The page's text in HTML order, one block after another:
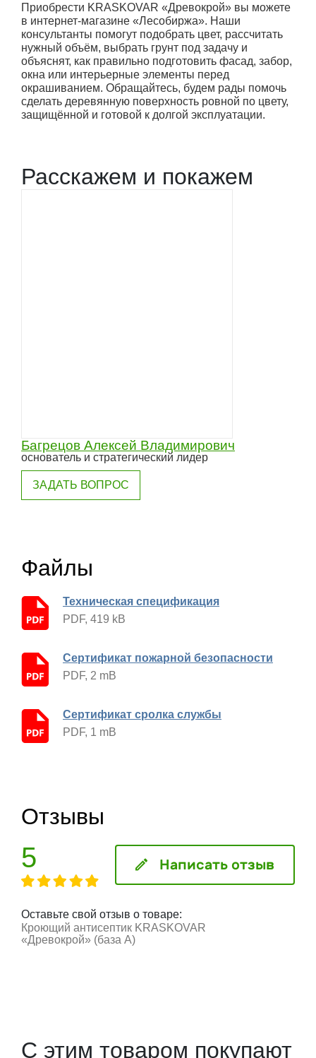
Приобрести KRASKOVAR «Древокрой» вы можете
в интернет-магазине «Лесобиржа». Наши
консультанты помогут подобрать цвет, рассчитать
нужный объём, выбрать грунт под задачу и
объяснят, как правильно подготовить фасад, забор,
окна или интерьерные элементы перед
окрашиванием. Обращайтесь, будем рады помочь
сделать деревянную поверхность ровной по цвету,
защищённой и готовой к долгой эксплуатации.
Расскажем и покажем
Багрецов Алексей Владимирович
основатель и стратегический лидер
ЗАДАТЬ ВОПРОС
Файлы
Техническая спецификация
PDF, 419 kB
Сертификат пожарной безопасности
PDF, 2 mB
Сертификат сролка службы
PDF, 1 mB
Отзывы
5 Написать отзыв
Оставьте свой отзыв о товаре:
Кроющий антисептик KRASKOVAR
«Древокрой» (база А)